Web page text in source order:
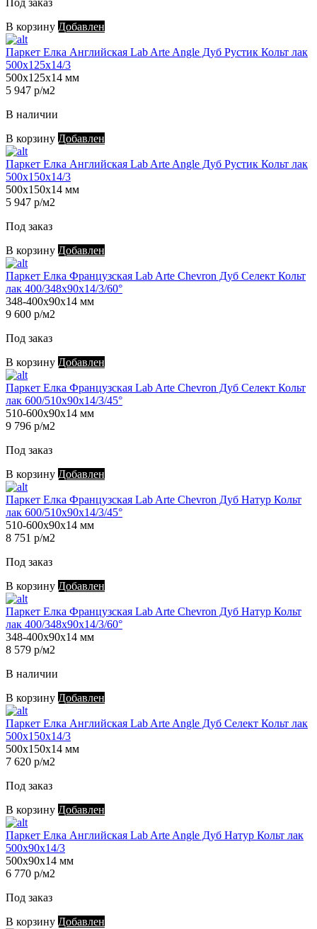
Под заказ
В корзину Добавлен
Паркет Елка Английская Lab Arte Angle Дуб Рустик Кольт лак
500х125х14/3
500х125х14 мм
5 947 р/м2
В наличии
В корзину Добавлен
Паркет Елка Английская Lab Arte Angle Дуб Рустик Кольт лак
500х150х14/3
500х150х14 мм
5 947 р/м2
Под заказ
В корзину Добавлен
Паркет Елка Французская Lab Arte Chevron Дуб Селект Кольт
лак 400/348х90х14/3/60°
348-400х90х14 мм
9 600 р/м2
Под заказ
В корзину Добавлен
Паркет Елка Французская Lab Arte Chevron Дуб Селект Кольт
лак 600/510х90х14/3/45°
510-600х90х14 мм
9 796 р/м2
Под заказ
В корзину Добавлен
Паркет Елка Французская Lab Arte Chevron Дуб Натур Кольт
лак 600/510х90х14/3/45°
510-600х90х14 мм
8 751 р/м2
Под заказ
В корзину Добавлен
Паркет Елка Французская Lab Arte Chevron Дуб Натур Кольт
лак 400/348х90х14/3/60°
348-400х90х14 мм
8 579 р/м2
В наличии
В корзину Добавлен
Паркет Елка Английская Lab Arte Angle Дуб Селект Кольт лак
500х150х14/3
500х150х14 мм
7 620 р/м2
Под заказ
В корзину Добавлен
Паркет Елка Английская Lab Arte Angle Дуб Натур Кольт лак
500х90х14/3
500х90х14 мм
6 770 р/м2
Под заказ
В корзину Добавлен